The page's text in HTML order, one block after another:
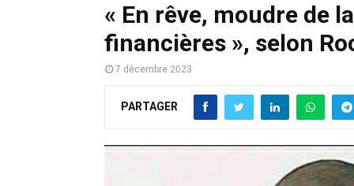
« En rêve, moudre de
financières », selon
7 décembre 2023
PARTAGER